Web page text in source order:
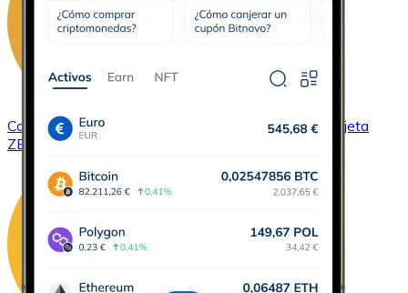
ComprarZCash con transferencia bancariacon tarjeta
ZEC